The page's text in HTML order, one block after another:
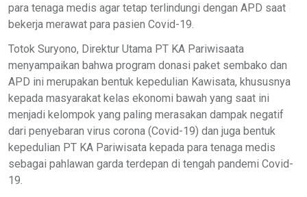
para tenaga medis agar tetap terlindungi dengan APD saat
bekerja merawat para pasien Covid-19.
Totok Suryono, Direktur Utama PT KA Pariwisaata
menyampaikan bahwa program donasi paket sembako dan
APD ini merupakan bentuk kepedulian Kawisata, khususnya
kepada masyarakat kelas ekonomi bawah yang saat ini
menjadi kelompok yang paling merasakan dampak negatif
dari penyebaran virus corona (Covid-19) dan juga bentuk
kepedulian PT KA Pariwisata kepada para tenaga medis
sebagai pahlawan garda terdepan di tengah pandemi Covid-
19.